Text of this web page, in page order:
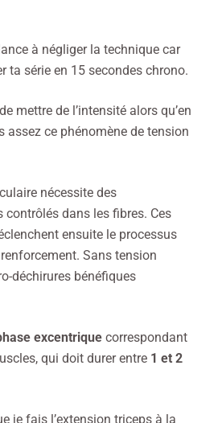
à négliger la technique car
ta série en 15 secondes chrono.
mettre de l’intensité alors qu’en
assez ce phénomène de tension
nécessite des
dans les fibres. Ces
ensuite le processus
Sans tension
déchirures bénéfiques
excentrique correspondant
qui doit durer entre 1 et 2
je fais l’extension triceps à la